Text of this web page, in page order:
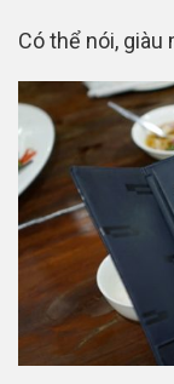
Có thể nói, giàu